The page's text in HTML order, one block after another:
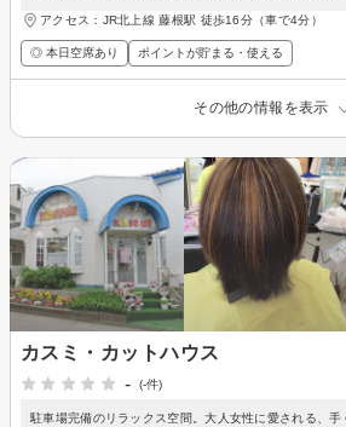
アクセス：JR北上線 藤根駅 徒歩16分（車で4分）
◎ 本日空席あり ポイントが貯まる・使える
その他の情報を表示
カスミ・カットハウス
-
(-件)
駐車場完備のリラックス空間。大人女性に愛される、